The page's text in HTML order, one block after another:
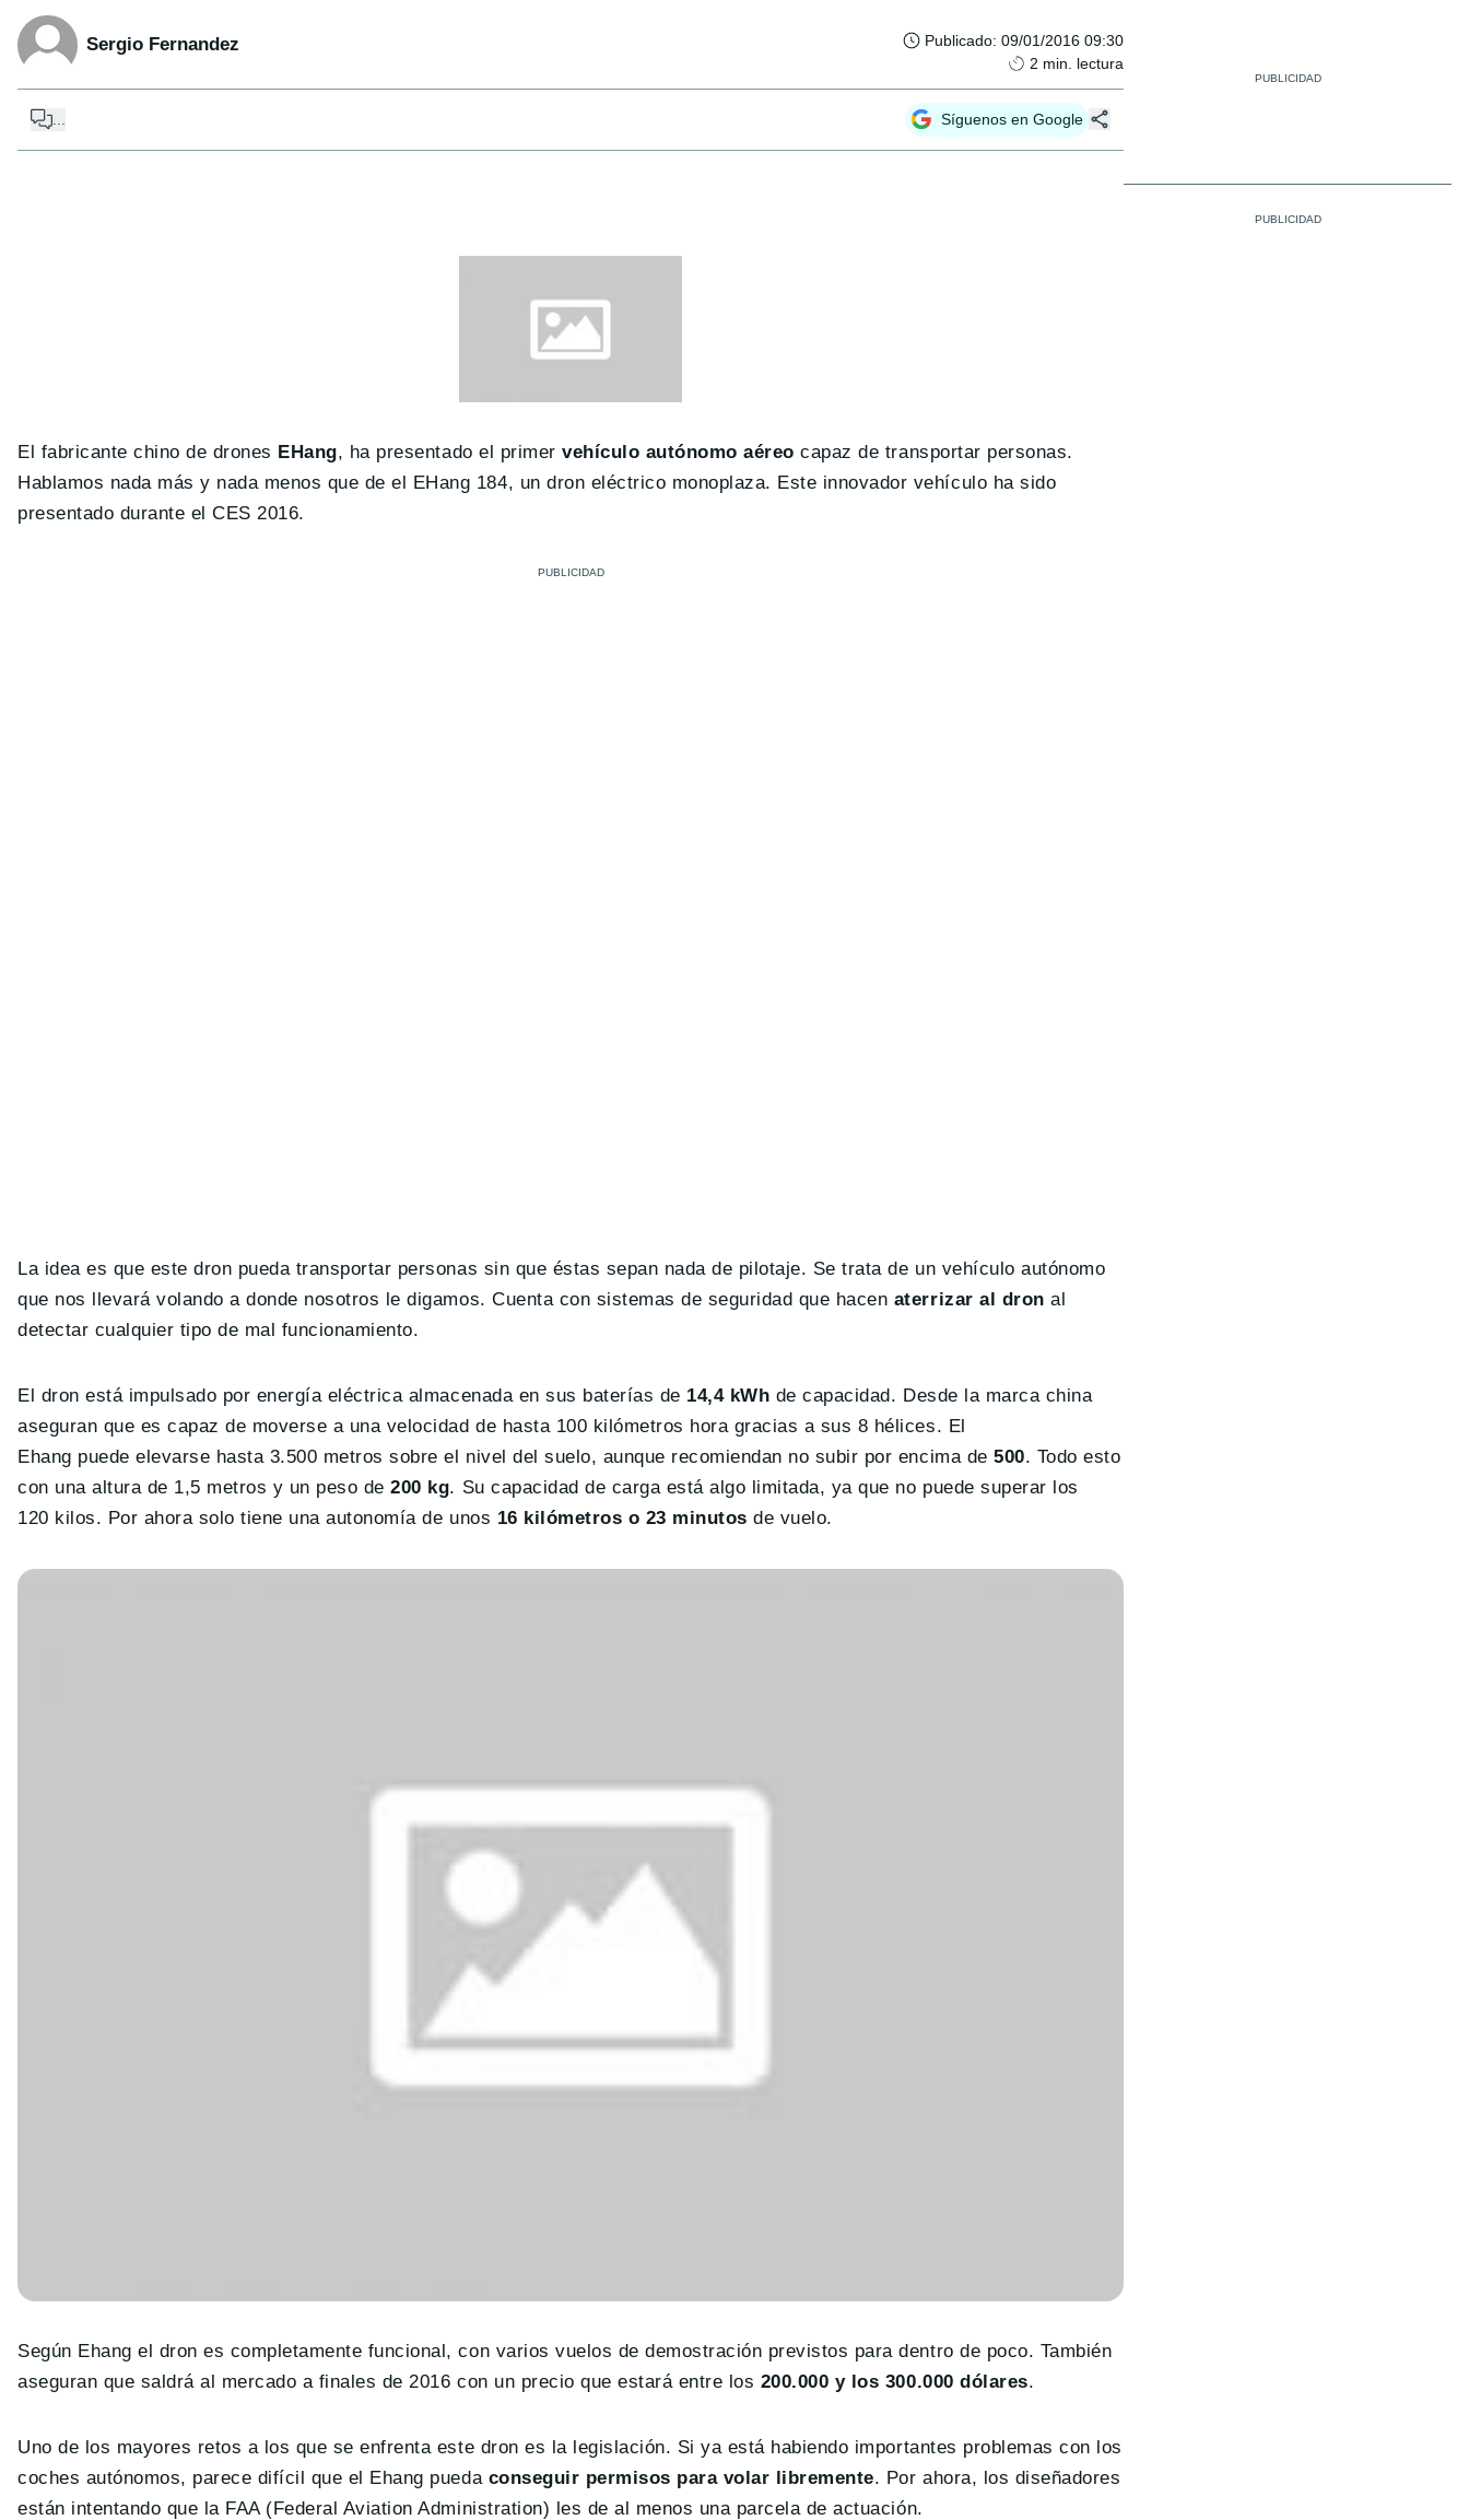
Sergio Fernandez Publicado: 09/01/2016 09:30
2 min. lectura
Síguenos en Google
El fabricante chino de drones EHang, ha presentado el primervehículo autónomo aéreo capaz de transportar personas.
Hablamos nada más y nada menos que de el EHang 184, un dron eléctrico monoplaza. Este innovador vehículo ha sido
presentado durante el CES 2016.
La idea es que este dron pueda transportar personas sin que éstas sepan nada de pilotaje. Se trata de un vehículo autónomo
que nos llevará volando a donde nosotros le digamos. Cuenta con sistemas de seguridad que hacen aterrizar al dron al
detectar cualquier tipo de mal funcionamiento.
El dron está impulsado por energía eléctrica almacenada en sus baterías de 14,4 kWh de capacidad. Desde la marca china
aseguran que es capaz de moverse a una velocidad de hasta 100 kilómetros hora gracias a sus 8 hélices. El
Ehang puede elevarse hasta 3.500 metros sobre el nivel del suelo, aunque recomiendan no subir por encima de500. Todo esto
con una altura de 1,5 metros y un peso de200 kg. Su capacidad de carga está algo limitada, ya que no puede superar los
120 kilos. Por ahora solo tiene una autonomía de unos 16 kilómetros o 23 minutos de vuelo.
Según Ehang el dron es completamente funcional, con varios vuelos de demostración previstos para dentro de poco. También
aseguran que saldrá al mercado a finales de 2016 con un precio que estará entre los 200.000 y los 300.000 dólares.
Uno de los mayores retos a los que se enfrenta este dron es la legislación. Si ya está habiendo importantes problemas con los
coches autónomos, parece difícil que el Ehang pueda conseguir permisos para volar libremente. Por ahora, los diseñadores
están intentando que la FAA (Federal Aviation Administration) les de al menos una parcela de actuación.